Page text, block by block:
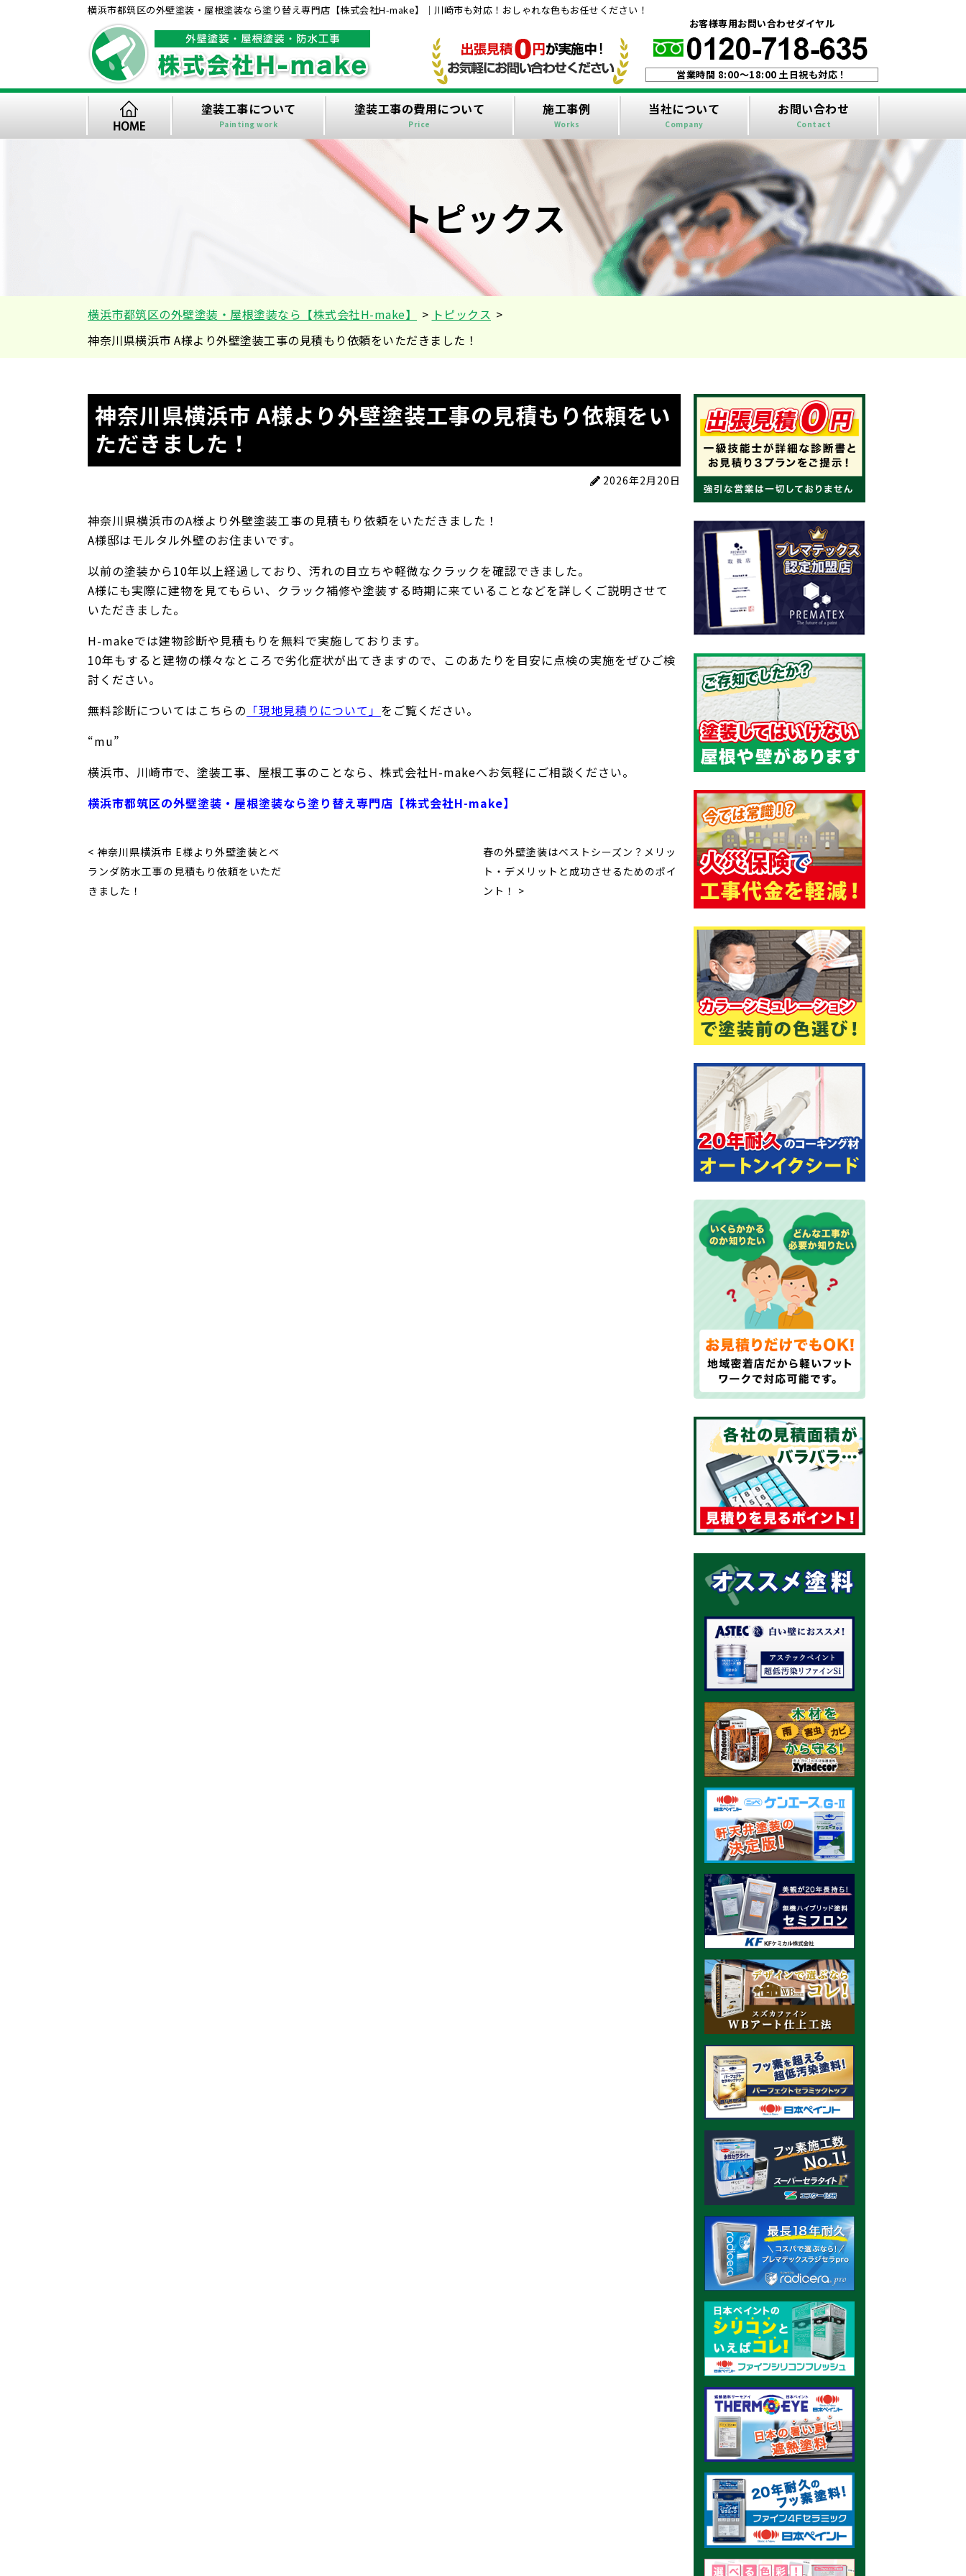
横浜市都筑区の外壁塗装・屋根塗装なら塗り替え専門店【株式会社H-make】｜川崎市も対応！おしゃれな色もお任せください！
お客様専用お問い合わせダイヤル
営業時間 8:00〜18:00 土日祝も対応！
塗装工事について
Painting work
塗装工事の費用について
Price
施工事例
Works
当社について
Company
お問い合わせ
Contact
トピックス
横浜市都筑区の外壁塗装・屋根塗装なら【株式会社H-make】 > トピックス >
神奈川県横浜市 A様より外壁塗装工事の見積もり依頼をいただきました！
神奈川県横浜市 A様より外壁塗装工事の見積もり依頼をい
ただきました！
2026年2月20日
神奈川県横浜市のA様より外壁塗装工事の見積もり依頼をいただきました！
A様邸はモルタル外壁のお住まいです。
以前の塗装から10年以上経過しており、汚れの目立ちや軽微なクラックを確認できました。
A様にも実際に建物を見てもらい、クラック補修や塗装する時期に来ていることなどを詳しくご説明させて
いただきました。
H-makeでは建物診断や見積もりを無料で実施しております。
10年もすると建物の様々なところで劣化症状が出てきますので、このあたりを目安に点検の実施をぜひご検
討ください。
無料診断についてはこちらの 「現地見積りについて」 をご覧ください。
“mu”
横浜市、川崎市で、塗装工事、屋根工事のことなら、株式会社H-makeへお気軽にご相談ください。
横浜市都筑区の外壁塗装・屋根塗装なら塗り替え専門店【株式会社H-make】
< 神奈川県横浜市 E様より外壁塗装とベ
ランダ防水工事の見積もり依頼をいただ
きました！
春の外壁塗装はベストシーズン？メリッ
ト・デメリットと成功させるためのポイ
ント！ >